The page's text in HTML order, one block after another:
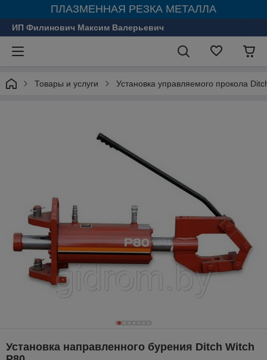
ПЛАЗМЕННАЯ РЕЗКА МЕТАЛЛА
ИП Филинович Максим Валерьевич
Товары и услуги Установка управляемого прокола
Установка направленного бурения Ditch Witch